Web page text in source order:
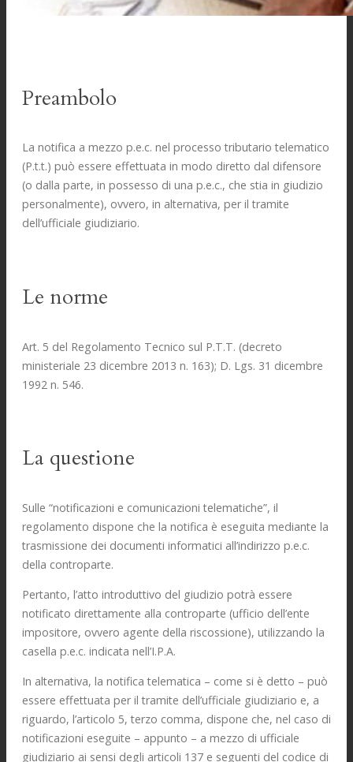
Preambolo
La notifica a mezzo p.e.c. nel processo tributario telematico
(P.t.t.) può essere effettuata in modo diretto dal difensore
(o dalla parte, in possesso di una p.e.c., che stia in giudizio
personalmente), ovvero, in alternativa, per il tramite
dell’ufficiale giudiziario.
Le norme
Art. 5 del Regolamento Tecnico sul P.T.T. (decreto
ministeriale 23 dicembre 2013 n. 163); D. Lgs. 31 dicembre
1992 n. 546.
La questione
Sulle “notificazioni e comunicazioni telematiche”, il
regolamento dispone che la notifica è eseguita mediante la
trasmissione dei documenti informatici all’indirizzo p.e.c.
della controparte.
Pertanto, l’atto introduttivo del giudizio potrà essere
notificato direttamente alla controparte (ufficio dell’ente
impositore, ovvero agente della riscossione), utilizzando la
casella p.e.c. indicata nell’I.P.A.
In alternativa, la notifica telematica – come si è detto – può
essere effettuata per il tramite dell’ufficiale giudiziario e, a
riguardo, l’articolo 5, terzo comma, dispone che, nel caso di
notificazioni eseguite – appunto – a mezzo di ufficiale
giudiziario ai sensi degli articoli 137 e seguenti del codice di